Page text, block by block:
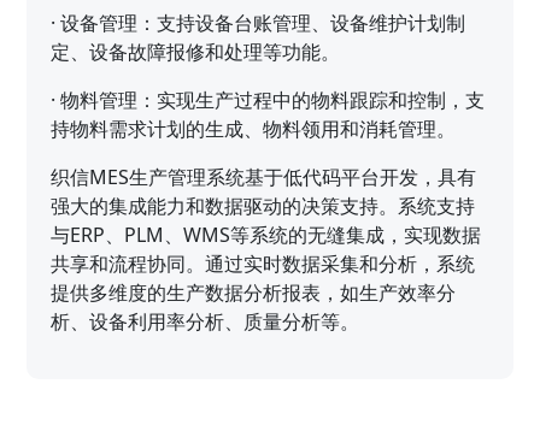
·设备管理：支持设备台账管理、设备维护计划制
定、设备故障报修和处理等功能。
·物料管理：实现生产过程中的物料跟踪和控制，支
持物料需求计划的生成、物料领用和消耗管理。
织信MES生产管理系统基于低代码平台开发，具有
强大的集成能力和数据驱动的决策支持。系统支持
与ERP、PLM、WMS等系统的无缝集成，实现数据
共享和流程协同。通过实时数据采集和分析，系统
提供多维度的生产数据分析报表，如生产效率分
析、设备利用率分析、质量分析等。